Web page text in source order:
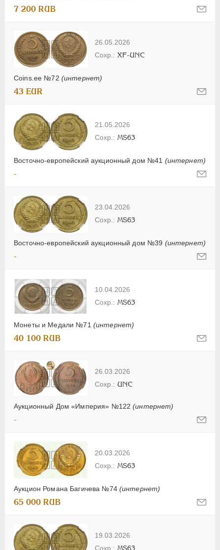
7 200 RUB
26.05.2026
Coins.ee №72 (интернет)
XF-UNC
43 EUR
21.05.2026
Восточно-европейский аукционный дом №41 (интернет)
MS63
-
23.04.2026
Восточно-европейский аукционный дом №39 (интернет)
MS63
-
10.04.2026
Монеты и Медали №71 (интернет)
MS63
40 100 RUB
26.03.2026
Аукционный Дом «Империя» №122(интернет)
UNC
-
20.03.2026
Аукцион Романа Багичева №74 (интернет)
MS63
65 000 RUB
19.03.2026
MS63